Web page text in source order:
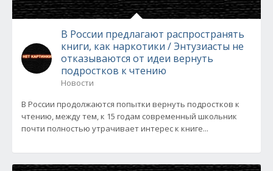
В России предлагают распространять
книги, как наркотики / Энтузиасты не
отказываются от идеи вернуть
подростков к чтению
Новости
В России продолжаются попытки вернуть подростков к
чтению, между тем, к 15 годам современный школьник
почти полностью утрачивает интерес к книге...